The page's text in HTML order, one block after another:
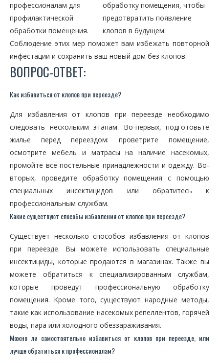
профессионалам для
профилактической
обработки помещения.
обработку помещения, чтобы
предотвратить появление
клопов в будущем.
Соблюдение этих мер поможет вам избежать повторной
инфестации и сохранить ваш новый дом без клопов.
ВОПРОС-ОТВЕТ:
Как избавиться от клопов при переезде?
Для избавления от клопов при переезде необходимо
следовать нескольким этапам. Во-первых, подготовьте
жилье перед переездом: проветрите помещение,
осмотрите мебель и матрасы на наличие насекомых,
промойте все постельные принадлежности и одежду. Во-
вторых, проведите обработку помещения с помощью
специальных инсектицидов или обратитесь к
профессиональным службам.
Какие существуют способы избавления от клопов при переезде?
Существует несколько способов избавления от клопов
при переезде. Вы можете использовать специальные
инсектициды, которые продаются в магазинах. Также вы
можете обратиться к специализированным службам,
которые проведут профессиональную обработку
помещения. Кроме того, существуют народные методы,
такие как использование насекомых репеллентов, горячей
воды, пара или холодного обеззараживания.
Можно ли самостоятельно избавиться от клопов при переезде, или
лучше обратиться к профессионалам?